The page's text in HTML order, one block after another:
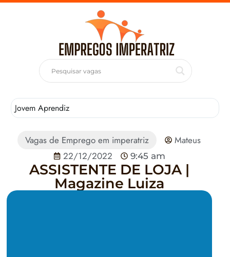
Jovem Aprendiz
Vagas de Emprego em imperatriz
Mateus
22/12/2022
9:45 am
ASSISTENTE DE LOJA |
Magazine Luiza